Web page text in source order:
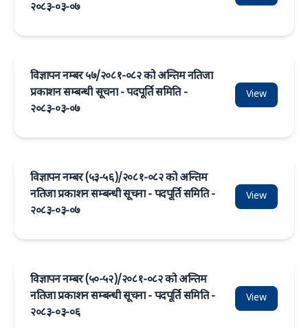
२०८३-०३-०७
विज्ञापन नम्बर ५७/२०८१-०८२ को अन्तिम नतिजा
प्रकाशन सम्बन्धी सूचना - पदपूर्ति समिति -
२०८३-०३-०७
View
विज्ञापन नम्बर (५३-५६)/२०८१-०८२ को अन्तिम
नतिजा प्रकाशन सम्बन्धी सूचना - पदपूर्ति समिति -
२०८३-०३-०७
View
विज्ञापन नम्बर (५०-५२)/२०८१-०८२ को अन्तिम
नतिजा प्रकाशन सम्बन्धी सूचना - पदपूर्ति समिति -
२०८३-०३-०६
View